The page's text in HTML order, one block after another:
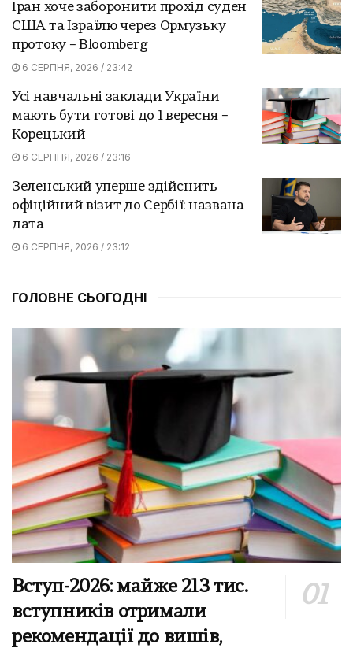
Іран хоче заборонити прохід суден
США та Ізраїлю через Ормузьку
протоку – Bloomberg
6 СЕРПНЯ, 2026 / 23:42
Усі навчальні заклади України
мають бути готові до 1 вересня –
Корецький
6 СЕРПНЯ, 2026 / 23:16
Зеленський уперше здійснить
офіційний візит до Сербії: названа
дата
6 СЕРПНЯ, 2026 / 23:12
ГОЛОВНЕ СЬОГОДНІ
Вступ-2026: майже 213 тис.
вступників отримали
рекомендації до вишів,